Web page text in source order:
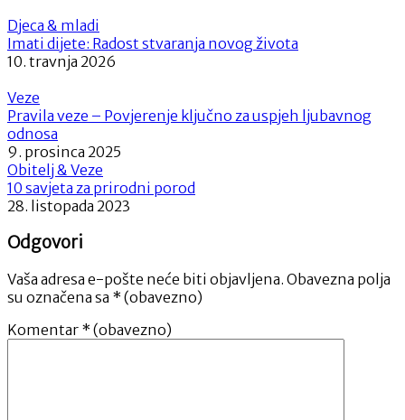
Djeca & mladi
Imati dijete: Radost stvaranja novog života
10. travnja 2026
Veze
Pravila veze – Povjerenje ključno za uspjeh ljubavnog
odnosa
9. prosinca 2025
Obitelj & Veze
10 savjeta za prirodni porod
28. listopada 2023
Odgovori
Vaša adresa e-pošte neće biti objavljena. Obavezna polja
su označena sa * (obavezno)
Komentar * (obavezno)